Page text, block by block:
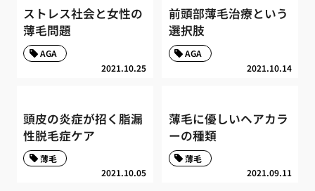
ストレス社会と女性の
薄毛問題
2021.10.25
AGA
前頭部薄毛治療という
選択肢
2021.10.14
AGA
頭皮の炎症が招く脂漏
性脱毛症ケア
2021.10.05
薄毛
薄毛に優しいヘアカラ
ーの種類
2021.09.11
薄毛